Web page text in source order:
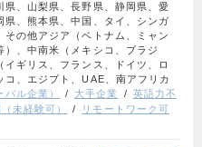
、山梨県、長野県、静岡県、愛
、熊本県、中国、タイ、シンガ
の他アジア（ベトナム、ミャン
、中南米（メキシコ、ブラジ
ギリス、フランス、ドイツ、ロ
、エジプト、UAE、南アフリカ
ル企業） 大手企業
英語力不
未経験可）
リモートワーク可